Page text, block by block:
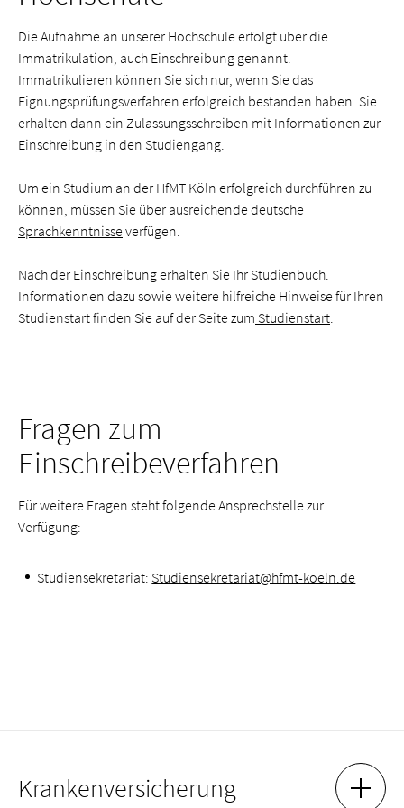
Die Aufnahme an unserer Hochschule erfolgt über die
Immatrikulation, auch Einschreibung genannt.
Immatrikulieren können Sie sich nur, wenn Sie das
Eignungsprüfungsverfahren erfolgreich bestanden haben. Sie
erhalten dann ein Zulassungsschreiben mit Informationen zur
Einschreibung in den Studiengang.
Um ein Studium an der HfMT Köln erfolgreich durchführen zu
können, müssen Sie über ausreichende deutsche
Sprachkenntnisseverfügen.
Nach der Einschreibung erhalten Sie Ihr Studienbuch.
Informationen dazu sowie weitere hilfreiche Hinweise für Ihren
Studienstart finden Sie auf der Seite zum Studienstart.
Fragen zum
Einschreibeverfahren
Für weitere Fragen steht folgende Ansprechstelle zur
Verfügung:
Studien­sekretariat: Studien­sekretariat@hfmt-koeln.de
Krankenversicherung